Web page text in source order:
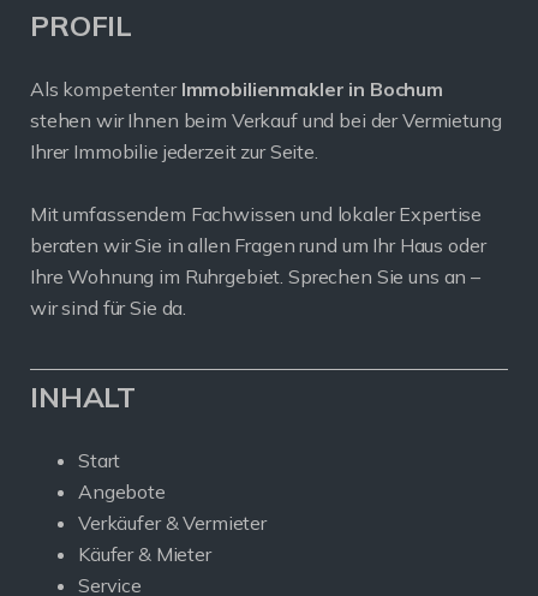
PROFIL
Als kompetenter Immobilienmakler in Bochum
stehen wir Ihnen beim Verkauf und bei der Vermietung
Ihrer Immobilie jederzeit zur Seite.
Mit umfassendem Fachwissen und lokaler Expertise
beraten wir Sie in allen Fragen rund um Ihr Haus oder
Ihre Wohnung im Ruhrgebiet. Sprechen Sie uns an –
wir sind für Sie da.
INHALT
Start
Angebote
Verkäufer & Vermieter
Käufer & Mieter
Service